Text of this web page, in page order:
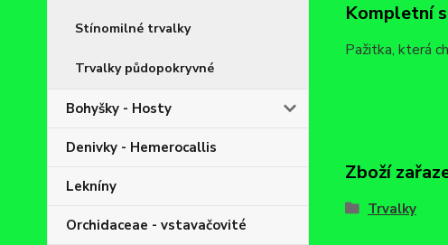
Stínomilné trvalky
Trvalky půdopokryvné
Bohyšky - Hosty
Denivky - Hemerocallis
Lekníny
Orchidaceae - vstavačovité
Kompletní
Pažitka, která
Zboží
Trvalky